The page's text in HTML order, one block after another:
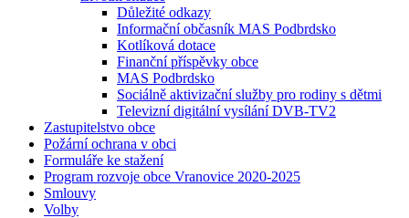
Důležité odkazy
Informační občasník MAS Podbrdsko
Kotlíková dotace
Finanční příspěvky obce
MAS Podbrdsko
Sociálně aktivizační služby pro rodiny s dětmi
Televizní digitální vysílání DVB-TV2
Zastupitelstvo obce
Požární ochrana v obci
Formuláře ke stažení
Program rozvoje obce Vranovice 2020-2025
Smlouvy
Volby